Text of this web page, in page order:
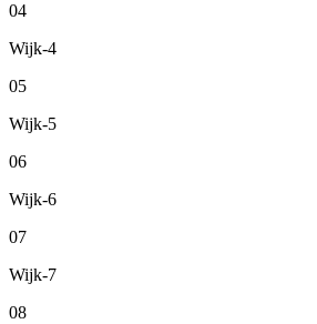
04
Wijk-4
05
Wijk-5
06
Wijk-6
07
Wijk-7
08